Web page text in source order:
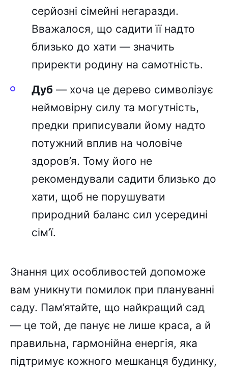
серйозні сімейні негаразди.
Вважалося, що садити її надто
близько до хати — значить
приректи родину на самотність.
Дуб — хоча це дерево символізує
неймовірну силу та могутність,
предки приписували йому надто
потужний вплив на чоловіче
здоров’я. Тому його не
рекомендували садити близько до
хати, щоб не порушувати
природний баланс сил усередині
сім’ї.
Знання цих особливостей допоможе
вам уникнути помилок при плануванні
саду. Пам’ятайте, що найкращий сад
— це той, де панує не лише краса, а й
правильна, гармонійна енергія, яка
підтримує кожного мешканця будинку,